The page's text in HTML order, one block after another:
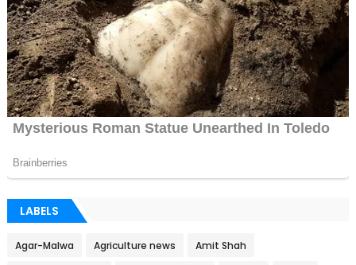
LABELS
Agar-Malwa Agriculture news Amit Shah